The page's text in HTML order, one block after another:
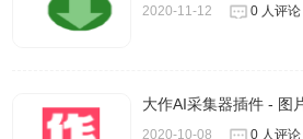
2020-11-12 0 人评论
大作AI采集器插件 - 图
2020-10-08 0 人评论